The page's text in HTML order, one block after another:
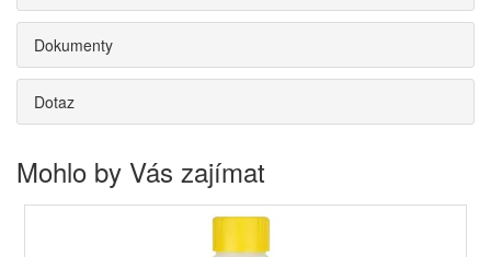
Dokumenty
Dotaz
Mohlo by Vás zajímat